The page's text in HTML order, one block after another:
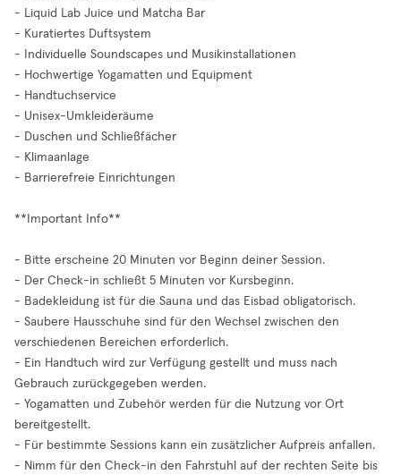
- Liquid Lab Juice und Matcha Bar
- Kuratiertes Duftsystem
- Individuelle Soundscapes und Musikinstallationen
- Hochwertige Yogamatten und Equipment
- Handtuchservice
- Unisex-Umkleideräume
- Duschen und Schließfächer
- Klimaanlage
- Barrierefreie Einrichtungen
**Important Info**
- Bitte erscheine 20 Minuten vor Beginn deiner Session.
- Der Check-in schließt 5 Minuten vor Kursbeginn.
- Badekleidung ist für die Sauna und das Eisbad obligatorisch.
- Saubere Hausschuhe sind für den Wechsel zwischen den
verschiedenen Bereichen erforderlich.
- Ein Handtuch wird zur Verfügung gestellt und muss nach
Gebrauch zurückgegeben werden.
- Yogamatten und Zubehör werden für die Nutzung vor Ort
bereitgestellt.
- Für bestimmte Sessions kann ein zusätzlicher Aufpreis anfallen.
- Nimm für den Check-in den Fahrstuhl auf der rechten Seite bis